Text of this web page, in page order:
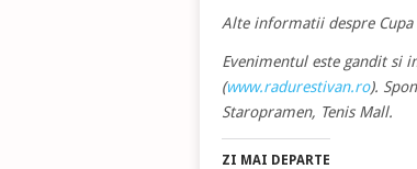
Alte informatii despre
Evenimentul este gandit si
(www.radurestivan.ro).
Staropramen, Tenis Mall.
ZI MAI DEPARTE